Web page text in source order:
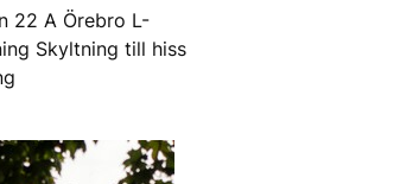
22 A Örebro L-
Skyltning till hiss